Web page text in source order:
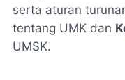
serta aturan
tentang UMK dan
UMSK.